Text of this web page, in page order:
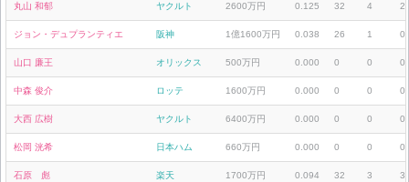
丸山 和郁 ヤクルト 2600万円 0.125 32 4 2
ジョン・デュプランティエ 阪神 1億1600万円 0.038 26 1 0
山口 廉王 オリックス 500万円 0.000 0 0 0
中森 俊介 ロッテ 1600万円 0.000 0 0 0
大西 広樹 ヤクルト 6400万円 0.000 0 0 0
松岡 洸希 日本ハム 660万円 0.000 0 0 0
石原 彪 楽天 1700万円 0.094 32 3 3